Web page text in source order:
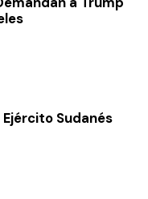
Sudanés